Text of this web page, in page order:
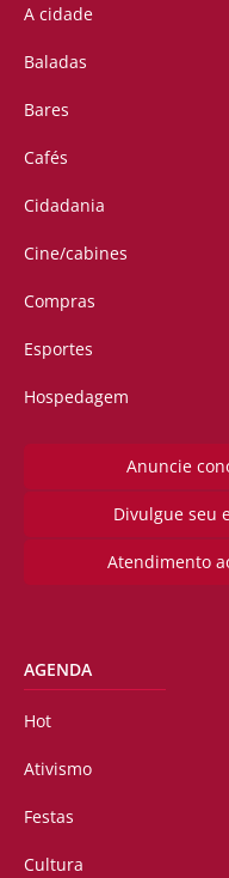
A cidade
Baladas
Bares
Cafés
Cidadania
Cine/cabines
Compras
Esportes
Hospedagem
Anuncie
Divulgue seu
Atendimento
AGENDA
Hot
Ativismo
Festas
Cultura